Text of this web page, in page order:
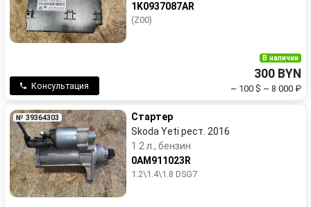
1K0937087AR
(Z00)
Консультация
В наличии
300 BYN
~ 100 $ ~ 8 000 ₽
№ 39364303
Стартер
Skoda Yeti рест. 2016
1.2 л., бензин
0AM911023R
1.2\1.4\1.8 DSG7